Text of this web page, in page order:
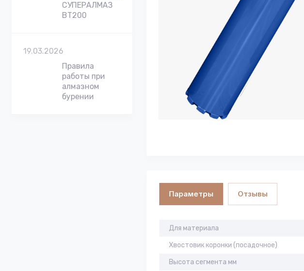
СУПЕРАЛМАЗ
BT200
19.03.2026
Правила
работы при
алмазном
бурении
Параметры Отзывы
Для материала
Хвостовик коронки (посадочное)
Высота сегмента мм